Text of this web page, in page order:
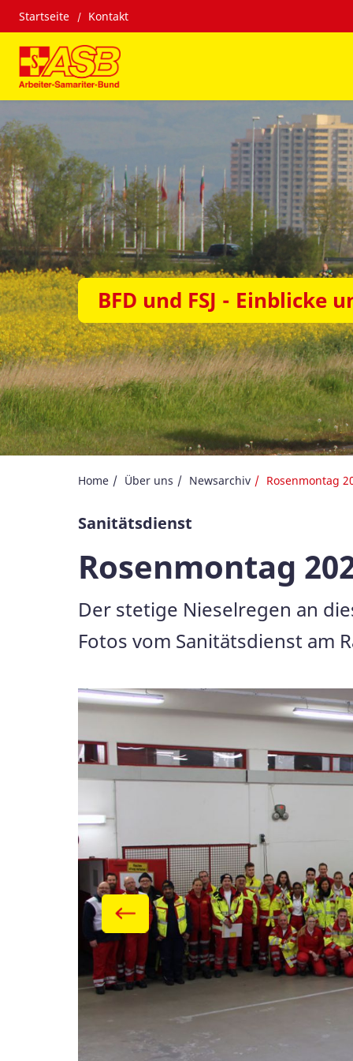
Startseite Kontakt
BFD und FSJ - Einblicke
Home Über uns Newsarchiv Rosenmontag
Sanitätsdienst
Rosenmontag
Der stetige Nieselregen an
Fotos vom Sanitätsdienst am
Galerie